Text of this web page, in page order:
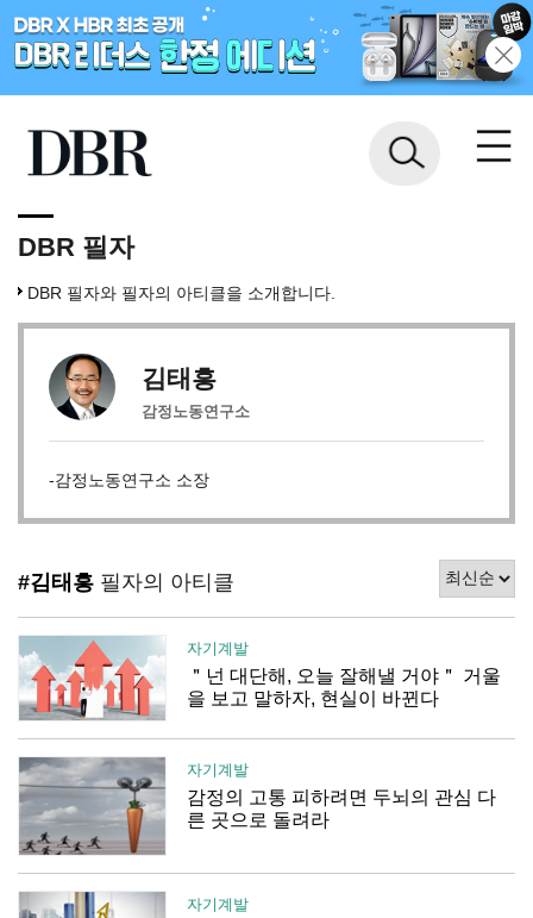
DBR 필자
DBR 필자와 필자의 아티클을 소개합니다.
김태흥
감정노동연구소
-감정노동연구소 소장
#김태흥 필자의 아티클
자기계발
＂넌 대단해, 오늘 잘해낼 거야＂ 거울
을 보고 말하자, 현실이 바뀐다
자기계발
감정의 고통 피하려면 두뇌의 관심 다
른 곳으로 돌려라
자기계발